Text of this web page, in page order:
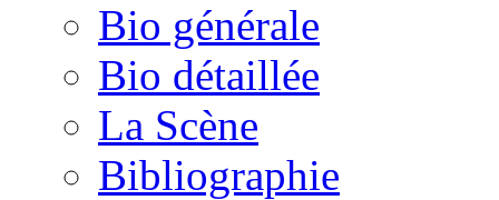
Bio générale
Bio détaillée
La Scène
Bibliographie